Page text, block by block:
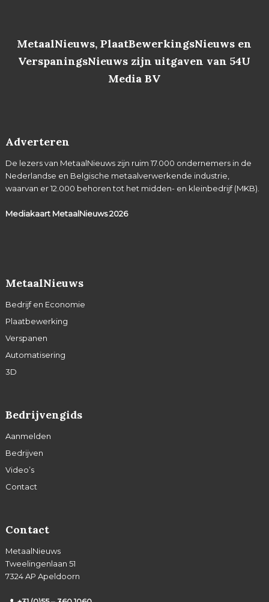
MetaalNieuws, PlaatBewerkingsNieuws en
VerspaningsNieuws zijn uitgaven van 54U
Media BV
Adverteren
De lezers van MetaalNieuws zijn ruim 17.000 ondernemers in de
Nederlandse en Belgische metaalverwerkende industrie,
waarvan er 12.000 behoren tot het midden- en kleinbedrijf (MKB).
Mediakaart MetaalNieuws2026
MetaalNieuws
Bedrijf en Economie
Plaatbewerking
Verspanen
Automatisering
3D
Bedrijvengids
Aanmelden
Bedrijven
Video’s
Contact
Contact
MetaalNieuws
Tweelingenlaan 51
7324 AP Apeldoorn